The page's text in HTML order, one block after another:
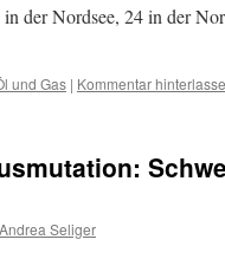
der Nordsee, 24 in der
und Gas | Kommentar
Andrea Seliger